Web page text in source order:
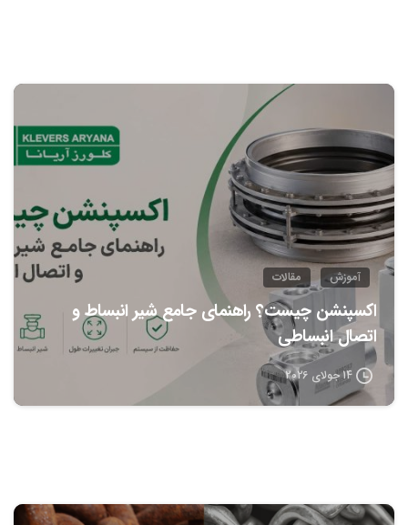
آموزش مقالات
اکسپنشن چیست؟ راهنمای جامع شیر انبساط و
اتصال انبساطی
14 جولای 2026